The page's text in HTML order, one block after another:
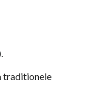
traditionele